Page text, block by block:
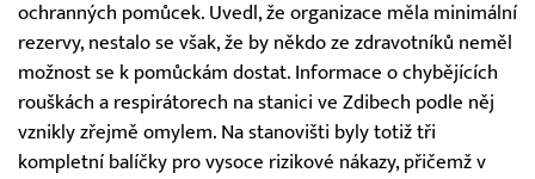
ochranných pomůcek. Uvedl, že organizace měla minimální
rezervy, nestalo se však, že by někdo ze zdravotníků neměl
možnost se k pomůckám dostat. Informace o chybějících
rouškách a respirátorech na stanici ve Zdibech podle něj
vznikly zřejmě omylem. Na stanovišti byly totiž tři
kompletní balíčky pro vysoce rizikové nákazy, přičemž v